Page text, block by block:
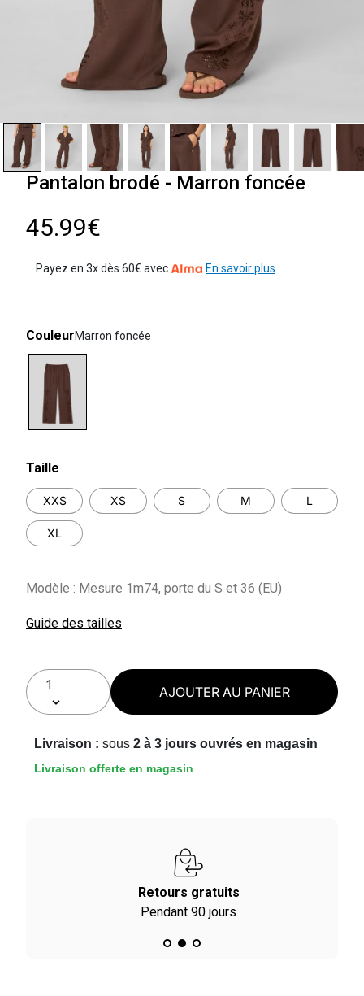
Pantalon brodé - Marron foncée
45.99€
Payez en 3x dès 60€ avec En savoir plus
CouleurMarron foncée
Taille
XXS XS S M L
XL
Modèle : Mesure 1m74, porte du S et 36 (EU)
Guide des tailles
AJOUTER AU PANIER
Livraison : sous 2 à 3 jours ouvrés en magasin
Livraison offerte en magasin
Retours gratuits
Pendant 90 jours